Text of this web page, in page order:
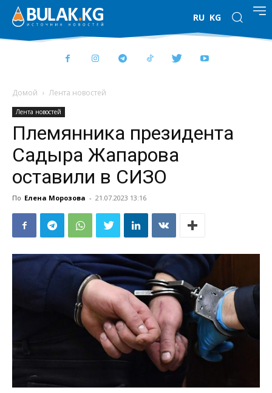
RU KG
Домой Лента новостей
Лента новостей
Племянника президента
Садыра Жапарова
оставили в СИЗО
По Елена Морозова - 21.07.2023 13:16